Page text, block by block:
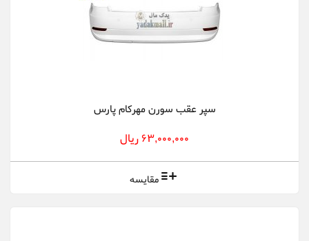
سپر عقب سورن مهرکام پارس
63,000,000 ریال
مقایسه